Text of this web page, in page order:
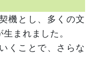
機とし、多くの文
まれました。
くことで、さらな